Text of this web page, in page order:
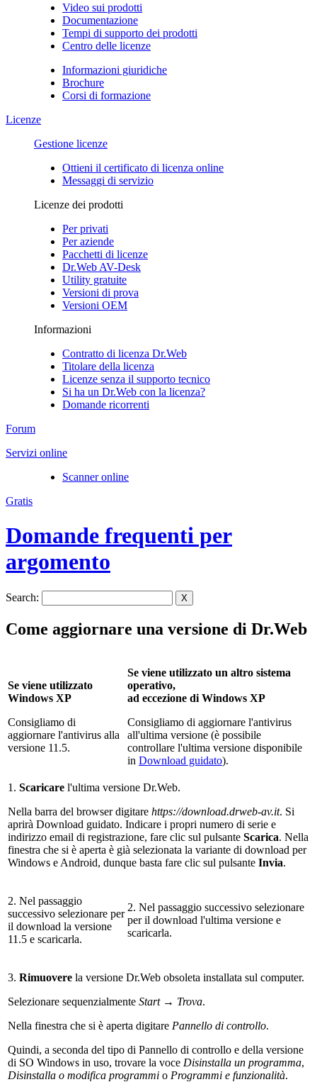
Video sui prodotti
Documentazione
Tempi di supporto dei prodotti
Centro delle licenze
Informazioni giuridiche
Brochure
Corsi di formazione
Licenze
Gestione licenze
Ottieni il certificato di licenza online
Messaggi di servizio
Licenze dei prodotti
Per privati
Per aziende
Pacchetti di licenze
Dr.Web AV-Desk
Utility gratuite
Versioni di prova
Versioni OEM
Informazioni
Contratto di licenza Dr.Web
Titolare della licenza
Licenze senza il supporto tecnico
Si ha un Dr.Web con la licenza?
Domande ricorrenti
Forum
Servizi online
Scanner online
Gratis
Domande frequenti per
argomento
Search: X
Come aggiornare una versione di Dr.Web
Se viene utilizzato
Windows XP
Consigliamo di
aggiornare l'antivirus alla
versione 11.5.
Se viene utilizzato un altro sistema
operativo,
ad eccezione di Windows XP
Consigliamo di aggiornare l'antivirus
all'ultima versione (è possibile
controllare l'ultima versione disponibile
in Download guidato).
1. Scaricare l'ultima versione Dr.Web.
Nella barra del browser digitare https://download.drweb-av.it. Si
aprirà Download guidato. Indicare i propri numero di serie e
indirizzo email di registrazione, fare clic sul pulsante Scarica. Nella
finestra che si è aperta è già selezionata la variante di download per
Windows e Android, dunque basta fare clic sul pulsante Invia.
2. Nel passaggio
successivo selezionare per
il download la versione
11.5 e scaricarla.
2. Nel passaggio successivo selezionare
per il download l'ultima versione e
scaricarla.
3. Rimuovere la versione Dr.Web obsoleta installata sul computer.
Selezionare sequenzialmente Start → Trova.
Nella finestra che si è aperta digitare Pannello di controllo.
Quindi, a seconda del tipo di Pannello di controllo e della versione
di SO Windows in uso, trovare la voce Disinstalla un programma,
Disinstalla o modifica programmi o Programmi e funzionalità.